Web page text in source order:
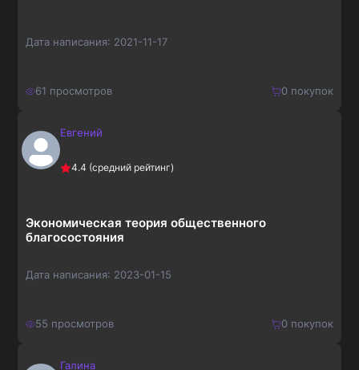
Дата написания: 2021-11-17
61 просмотров 0покупок
210₽Евгений
4.4 (средний рейтинг)
Экономическая теория общественного
благосостояния
Дата написания: 2023-01-15
55 просмотров 0покупок
Галина